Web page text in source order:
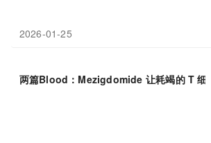
2026-01-25
两篇Blood：Mezigdomide 让耗竭的 T 细